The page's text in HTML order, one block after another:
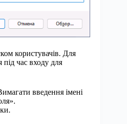
користувачів. Для
час входу для
введення імені